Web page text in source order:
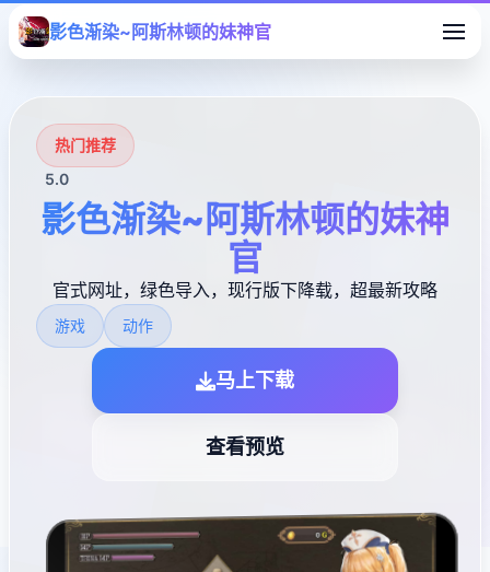
影色渐染~阿斯林顿的妹神官
热门推荐
5.0
影色渐染~阿斯林顿的妹神
官
官式网址，绿色导入，现行版下降载，超最新攻略
游戏 动作
马上下载
查看预览